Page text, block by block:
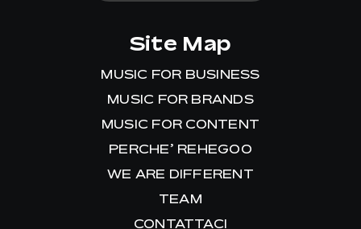
Site Map
MUSIC FOR BUSINESS
MUSIC FOR BRANDS
MUSIC FOR CONTENT
PERCHE’ REHEGOO
WE ARE DIFFERENT
TEAM
CONTATTACI